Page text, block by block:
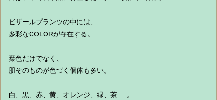
ビザールプランツの中には、
多彩なCOLORが存在する。
葉色だけでなく、
肌そのものが色づく個体も多い。
白、黒、赤、黄、オレンジ、緑、茶──。